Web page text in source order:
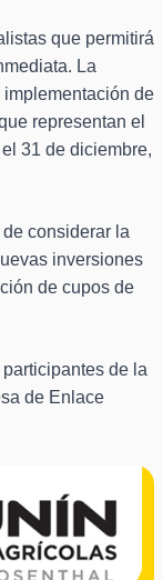
que permitirá
La
de
representan el
31 de diciembre,
considerar la
inversiones
de cupos de
de la
de Enlace